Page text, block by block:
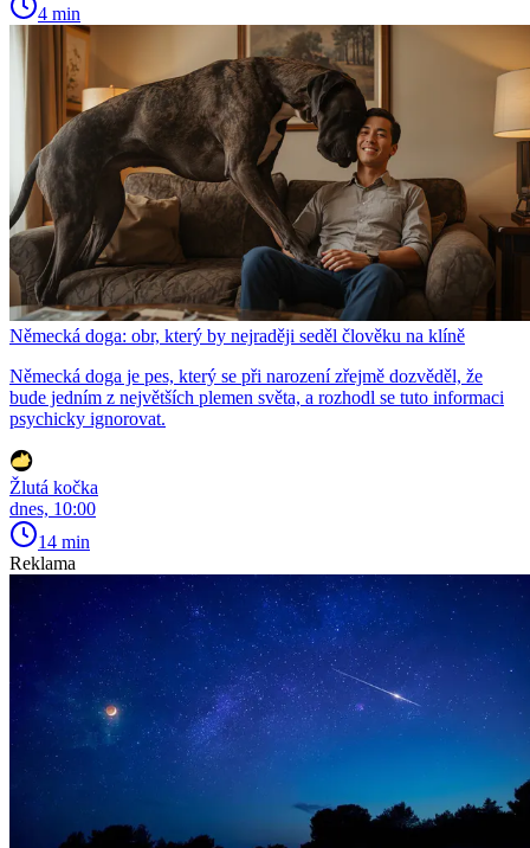
4 min
Německá doga: obr, který by nejraději seděl člověku na klíně
Německá doga je pes, který se při narození zřejmě dozvěděl, že
bude jedním z největších plemen světa, a rozhodl se tuto informaci
psychicky ignorovat.
Žlutá kočka
dnes, 10:00
14 min
Reklama